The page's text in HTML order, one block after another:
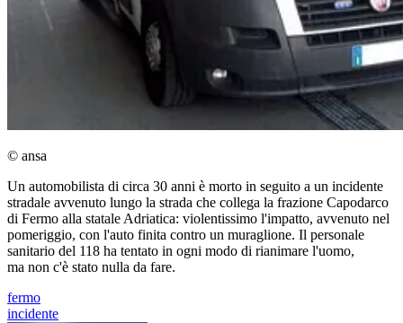
© ansa
Un automobilista di circa 30 anni è morto in seguito a un incidente
stradale avvenuto lungo la strada che collega la frazione Capodarco
di Fermo alla statale Adriatica: violentissimo l'impatto, avvenuto nel
pomeriggio, con l'auto finita contro un muraglione. Il personale
sanitario del 118 ha tentato in ogni modo di rianimare l'uomo,
ma non c'è stato nulla da fare.
fermo
incidente